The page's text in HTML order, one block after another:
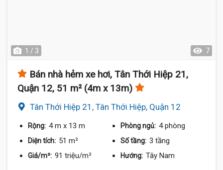
1 / 3 7
Bán nhà hẻm xe hơi, Tân Thới Hiệp 21,
Quận 12, 51 m² (4m x 13m)
Tân Thới Hiệp 21, Tân Thới Hiệp, Quận 12
Rộng: 4 m x 13 m Phòng ngủ: 4 phòng
Diện tích: 51 m² Số tầng: 3 tầng
Giá/m²: 91 triệu/m² Hướng: Tây Nam